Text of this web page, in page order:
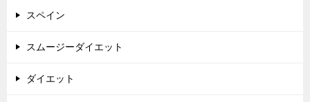
スペイン
スムージーダイエット
ダイエット